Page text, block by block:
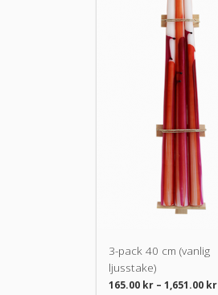
3-pack 40 cm (vanlig
ljusstake)
165.00 kr – 1,651.00 kr